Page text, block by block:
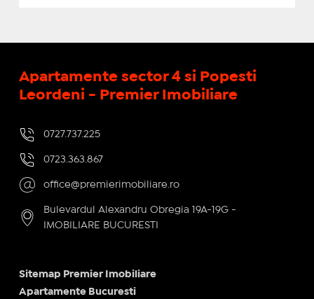
Apartamente sector 4 si Popesti
Leordeni - Premier Imobiliare
0727.737.225
0723.363.867
office@premierimobiliare.ro
Bulevardul Alexandru Obregia 19A-19G -
IMOBILIARE BUCURESTI
Sitemap Premier Imobiliare
Apartamente Bucuresti